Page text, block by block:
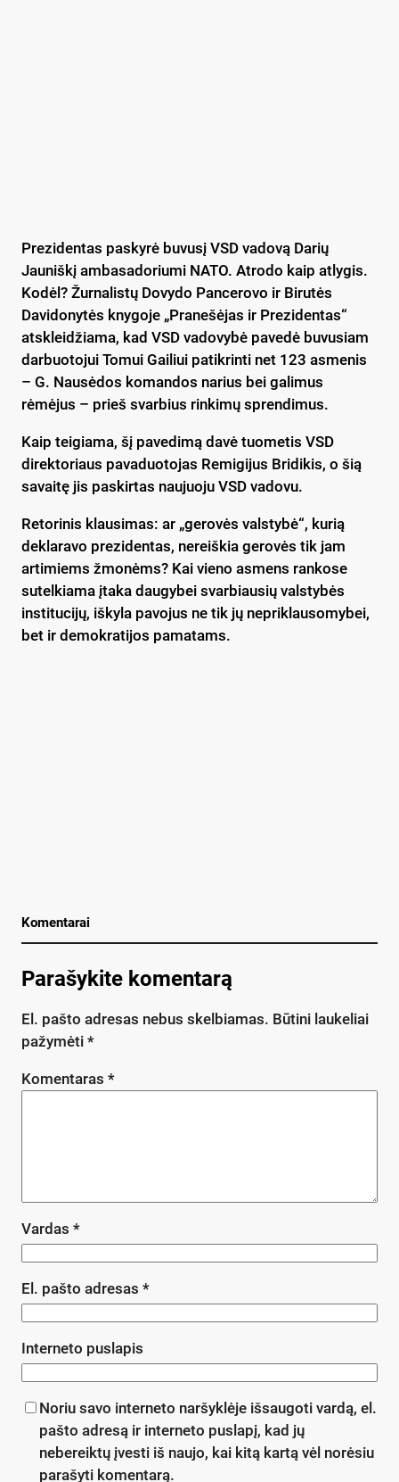
Prezidentas paskyrė buvusį VSD vadovą Darių
Jauniškį ambasadoriumi NATO. Atrodo kaip atlygis.
Kodėl? Žurnalistų Dovydo Pancerovo ir Birutės
Davidonytės knygoje „Pranešėjas ir Prezidentas“
atskleidžiama, kad VSD vadovybė pavedė buvusiam
darbuotojui Tomui Gailiui patikrinti net 123 asmenis
– G. Nausėdos komandos narius bei galimus
rėmėjus – prieš svarbius rinkimų sprendimus.
Kaip teigiama, šį pavedimą davė tuometis VSD
direktoriaus pavaduotojas Remigijus Bridikis, o šią
savaitę jis paskirtas naujuoju VSD vadovu.
Retorinis klausimas: ar „gerovės valstybė“, kurią
deklaravo prezidentas, nereiškia gerovės tik jam
artimiems žmonėms? Kai vieno asmens rankose
sutelkiama įtaka daugybei svarbiausių valstybės
institucijų, iškyla pavojus ne tik jų nepriklausomybei,
bet ir demokratijos pamatams.
Komentarai
Parašykite komentarą
El. pašto adresas nebus skelbiamas. Būtini laukeliai
pažymėti *
Komentaras *
Vardas *
El. pašto adresas *
Interneto puslapis
Noriu savo interneto naršyklėje išsaugoti vardą, el.
pašto adresą ir interneto puslapį, kad jų
nebereiktų įvesti iš naujo, kai kitą kartą vėl norėsiu
parašyti komentarą.